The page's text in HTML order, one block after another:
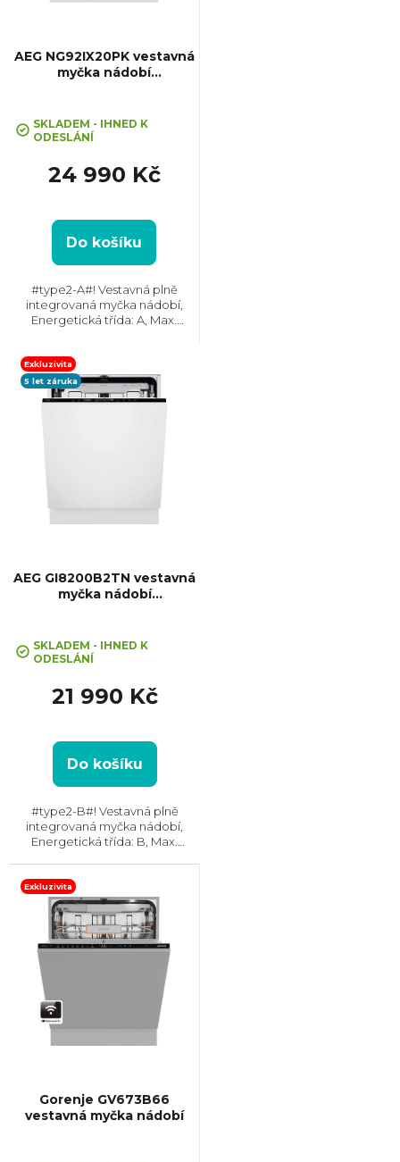
p
o
ů
AEG NG92IX20PK vestavná
myčka nádobí
SKLADEM - IHNED K
ODESLÁNÍ
24 990 Kč
Do košíku
#type2-A#! Vestavná plně
integrovaná myčka nádobí,
Energetická třída: A, Max.
nádobí: 14, Počet programů: 8,
Spotřeba vody na cyklus: 8,5...
Exkluzivita
5 let záruka
AEG GI8200B2TN vestavná
myčka nádobí
SKLADEM - IHNED K
ODESLÁNÍ
21 990 Kč
Do košíku
#type2-B#! Vestavná plně
integrovaná myčka nádobí,
Energetická třída: B, Max.
nádobí: 14, Počet programů: 8,
Spotřeba vody na cyklus: 8.4...
Exkluzivita
Gorenje GV673B66
vestavná myčka nádobí